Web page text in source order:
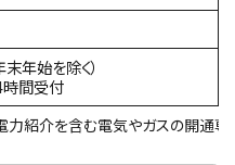
年始を除く）
時間受付
紹介を含む電気やガスの開通専